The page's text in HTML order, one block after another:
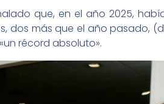
que, en el año 2025,
dos más que el año pasado,
récord absoluto».